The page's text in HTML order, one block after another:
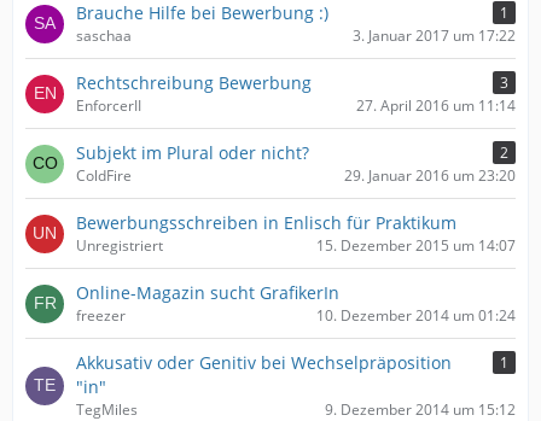
Brauche Hilfe bei Bewerbung :)
1
saschaa
3. Januar 2017 um 17:22
Rechtschreibung Bewerbung
3
EnforcerII
27. April 2016 um 11:14
Subjekt im Plural oder nicht?
2
ColdFire
29. Januar 2016 um 23:20
Bewerbungsschreiben in Enlisch für Praktikum
Unregistriert 15. Dezember 2015 um 14:07
Online-Magazin sucht GrafikerIn
freezer 10. Dezember 2014 um 01:24
Akkusativ oder Genitiv bei Wechselpräposition
"in"
1
TegMiles 9. Dezember 2014 um 15:12